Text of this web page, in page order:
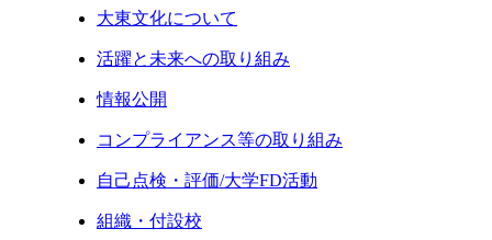
大東文化について
活躍と未来への取り組み
情報公開
コンプライアンス等の取り組み
自己点検・評価/大学FD活動
組織・付設校